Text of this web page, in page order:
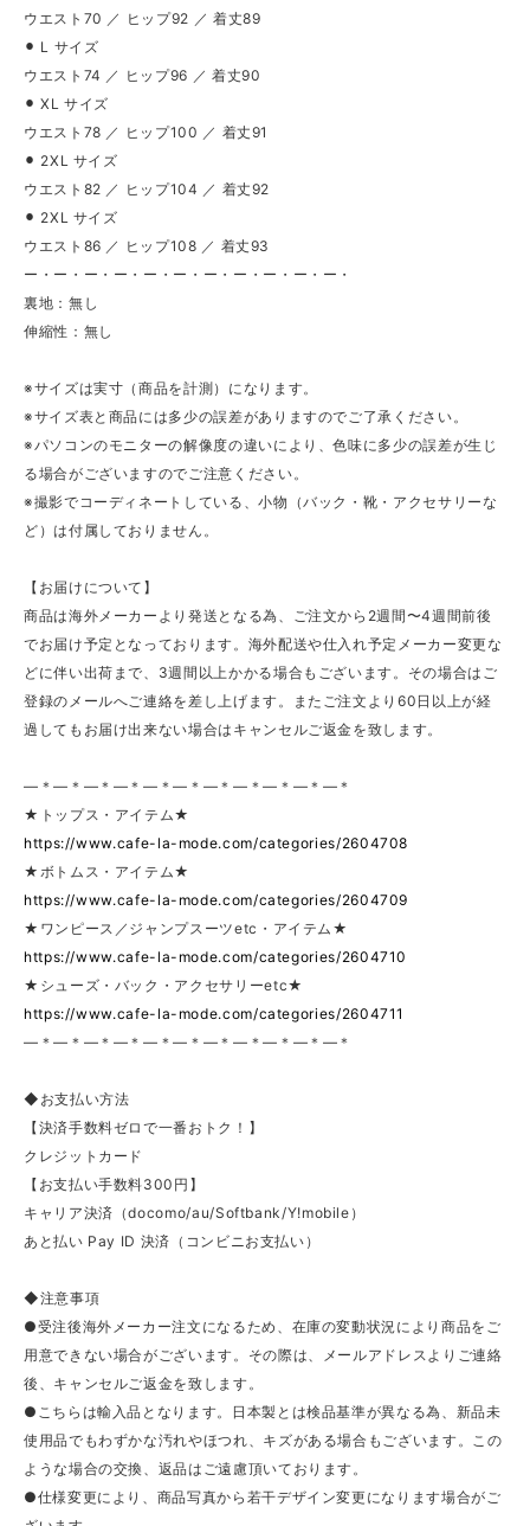
ウエスト70 ／ ヒップ92 ／ 着丈89
⚫︎ L サイズ
ウエスト74 ／ ヒップ96 ／ 着丈90
⚫︎ XL サイズ
ウエスト78 ／ ヒップ100 ／ 着丈91
⚫︎ 2XL サイズ
ウエスト82 ／ ヒップ104 ／ 着丈92
⚫︎ 2XL サイズ
ウエスト86 ／ ヒップ108 ／ 着丈93
ー・ー・ー・ー・ー・ー・ー・ー・ー・ー・ー・
裏地：無し
伸縮性：無し
※サイズは実寸（商品を計測）になります。
※サイズ表と商品には多少の誤差がありますのでご了承ください。
※パソコンのモニターの解像度の違いにより、色味に多少の誤差が生じ
る場合がございますのでご注意ください。
※撮影でコーディネートしている、小物（バック・靴・アクセサリーな
ど）は付属しておりません。
【お届けについて】
商品は海外メーカーより発送となる為、ご注文から2週間〜4週間前後
でお届け予定となっております。海外配送や仕入れ予定メーカー変更な
どに伴い出荷まで、3週間以上かかる場合もございます。その場合はご
登録のメールへご連絡を差し上げます。またご注文より60日以上が経
過してもお届け出来ない場合はキャンセルご返金を致します。
—＊—＊—＊—＊—＊—＊—＊—＊—＊—＊—＊
★トップス・アイテム★
https://www.cafe-la-mode.com/categories/2604708
★ボトムス・アイテム★
https://www.cafe-la-mode.com/categories/2604709
★ワンピース／ジャンプスーツetc・アイテム★
https://www.cafe-la-mode.com/categories/2604710
★シューズ・バック・アクセサリーetc★
https://www.cafe-la-mode.com/categories/2604711
—＊—＊—＊—＊—＊—＊—＊—＊—＊—＊—＊
◆お支払い方法
【決済手数料ゼロで一番おトク！】
クレジットカード
【お支払い手数料300円】
キャリア決済（docomo/au/Softbank/Y!mobile）
あと払い Pay ID 決済（コンビニお支払い）
◆注意事項
●受注後海外メーカー注文になるため、在庫の変動状況により商品をご
用意できない場合がございます。その際は、メールアドレスよりご連絡
後、キャンセルご返金を致します。
●こちらは輸入品となります。日本製とは検品基準が異なる為、新品未
使用品でもわずかな汚れやほつれ、キズがある場合もございます。この
ような場合の交換、返品はご遠慮頂いております。
●仕様変更により、商品写真から若干デザイン変更になります場合がご